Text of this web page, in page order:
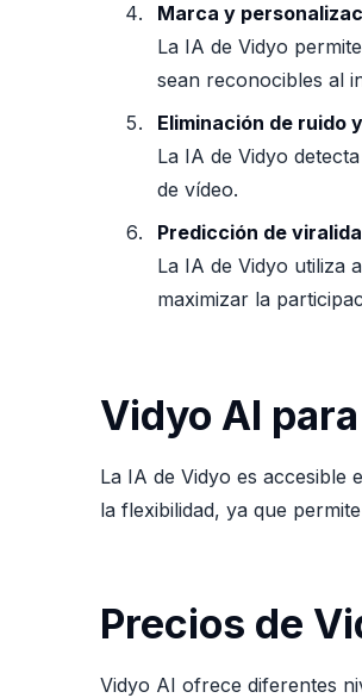
Marca y
La IA de Vidyo
sean reconocibles al
Eliminación de ruido
La IA de Vidyo
de vídeo.
Predicción de
La IA de Vidyo utiliza
maximizar la
Vidyo AI
La IA de Vidyo es accesible
la flexibilidad, ya que
Precios de
Vidyo AI ofrece diferentes